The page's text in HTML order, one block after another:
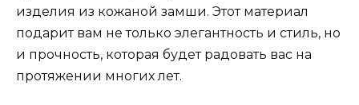
изделия из кожаной замши. Этот материал
подарит вам не только элегантность и стиль, но
и прочность, которая будет радовать вас на
протяжении многих лет.